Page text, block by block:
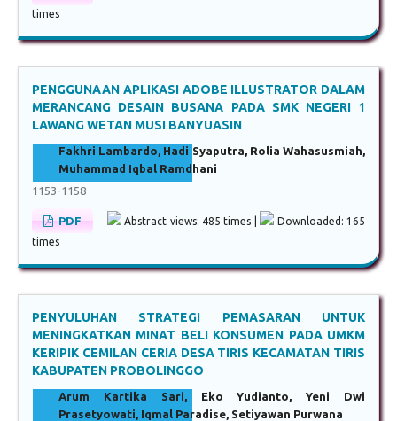
times
PENGGUNAAN APLIKASI ADOBE ILLUSTRATOR DALAM
MERANCANG DESAIN BUSANA PADA SMK NEGERI 1
LAWANG WETAN MUSI BANYUASIN
Fakhri Lambardo, Hadi Syaputra, Rolia Wahasusmiah,
Muhammad Iqbal Ramdhani
1153-1158
PDF Abstract views: 485 times |
Downloaded: 165
times
PENYULUHAN STRATEGI PEMASARAN UNTUK
MENINGKATKAN MINAT BELI KONSUMEN PADA UMKM
KERIPIK CEMILAN CERIA DESA TIRIS KECAMATAN TIRIS
KABUPATEN PROBOLINGGO
Arum Kartika Sari, Eko Yudianto, Yeni Dwi
Prasetyowati, Iqmal Paradise, Setiyawan Purwana